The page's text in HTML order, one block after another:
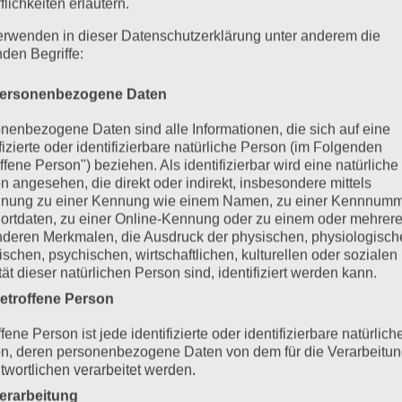
erläutern.
in dieser Datenschutzerklärung unter anderem die
Begriffe:
Daten
Daten sind alle Informationen, die sich auf eine
oder identifizierbare natürliche Person (im Folgenden
Person") beziehen. Als identifizierbar wird eine natürliche
angesehen, die direkt oder indirekt, insbesondere mittels
zu einer Kennung wie einem Namen, zu einer
zu einer Online-Kennung oder zu einem oder
Merkmalen, die Ausdruck der physischen,
psychischen, wirtschaftlichen, kulturellen oder sozialen
dieser natürlichen Person sind, identifiziert werden kann.
Person
Person ist jede identifizierte oder identifizierbare
deren personenbezogene Daten von dem für die
verarbeitet werden.